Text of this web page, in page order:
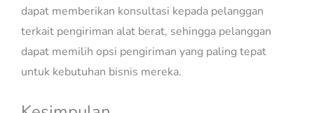
dapat memberikan konsultasi kepada pelanggan
terkait pengiriman alat berat, sehingga pelanggan
dapat memilih opsi pengiriman yang paling tepat
untuk kebutuhan bisnis mereka.